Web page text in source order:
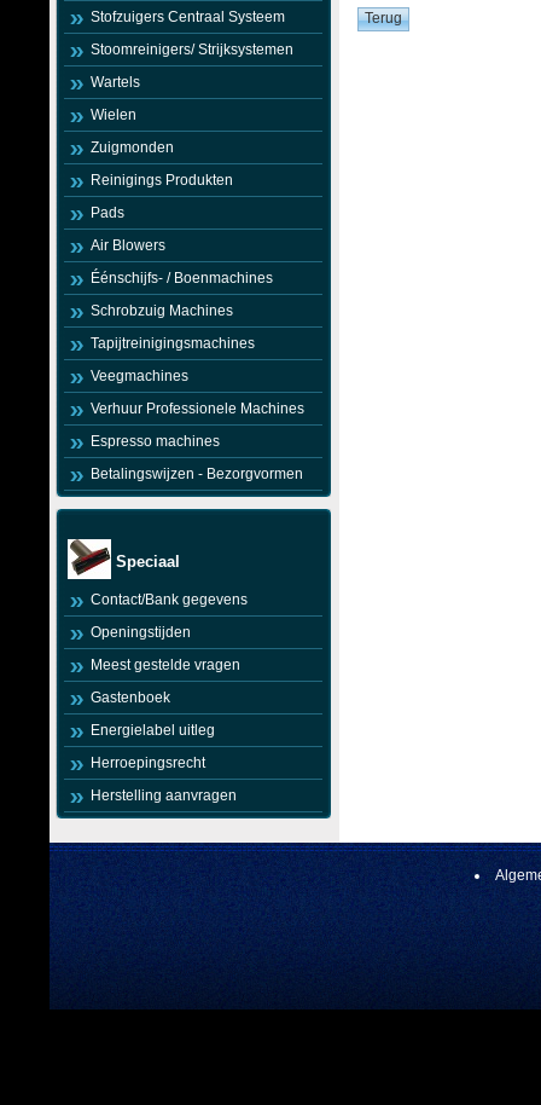
Stofzuigers Centraal Systeem
Stoomreinigers/ Strijksystemen
Wartels
Wielen
Zuigmonden
Reinigings Produkten
Pads
Air Blowers
Éénschijfs- / Boenmachines
Schrobzuig Machines
Tapijtreinigingsmachines
Veegmachines
Verhuur Professionele Machines
Espresso machines
Betalingswijzen - Bezorgvormen
Speciaal
Contact/Bank gegevens
Openingstijden
Meest gestelde vragen
Gastenboek
Energielabel uitleg
Herroepingsrecht
Herstelling aanvragen